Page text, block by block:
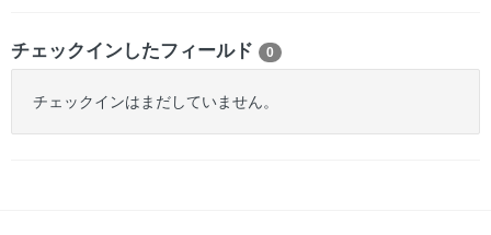
チェックインしたフィールド 0
チェックインはまだしていません。